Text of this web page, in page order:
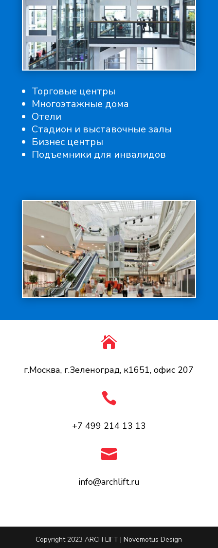
Торговые центры
Многоэтажные дома
Отели
Стадион и выставочные залы
Бизнес центры
Подъемники для инвалидов

г.Москва, г.Зеленоград, к1651, офис 207

+7 499 214 13 13

info@archlift.ru
Copyright 2023 ARCH LIFT | Novemotus Design